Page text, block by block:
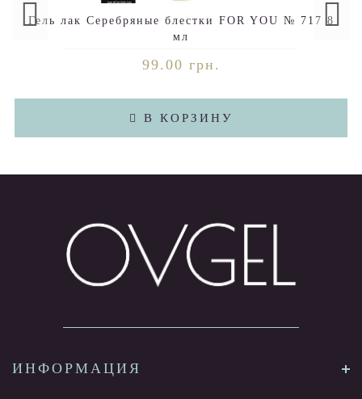
Гель лак Серебряные блестки FOR YOU № 717 8
мл
99.00 грн.
В КОРЗИНУ
ИНФОРМАЦИЯ